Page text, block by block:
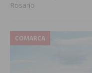
Rosario
COMARCA